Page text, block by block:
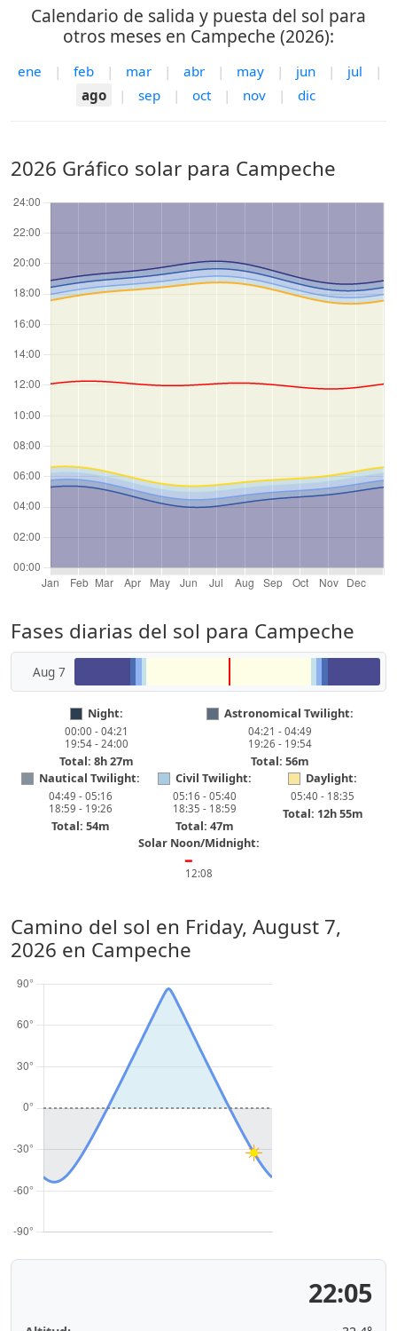
Calendario de salida y puesta del sol para
otros meses en Campeche (2026):
ene | feb | mar | abr | may | jun | jul
|
ago
| sep | oct | nov | dic
2026 Gráfico solar para Campeche
Fases diarias del sol para Campeche
Aug 7
Night:
00:00 - 04:21
19:54 - 24:00
Total: 8h 27m
Astronomical Twilight:
04:21 - 04:49
19:26 - 19:54
Total: 56m
Nautical Twilight:
04:49 - 05:16
18:59 - 19:26
Total: 54m
Civil Twilight:
05:16 - 05:40
18:35 - 18:59
Total: 47m
Daylight:
05:40 - 18:35
Total: 12h 55m
Solar Noon/Midnight:
━
12:08
Camino del sol en Friday, August 7,
2026 en Campeche
22:05